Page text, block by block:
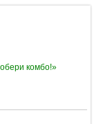
комбо!»